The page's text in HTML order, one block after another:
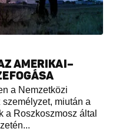
AMERIKAI–
a Nemzetközi
miután a
a Roszkoszmosz által